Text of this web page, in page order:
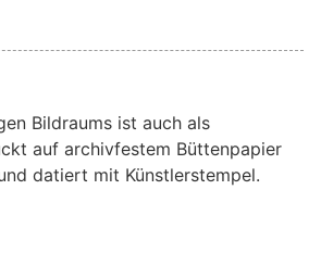
Bildraums ist auch als
auf archivfestem Büttenpapier
datiert mit Künstlerstempel.